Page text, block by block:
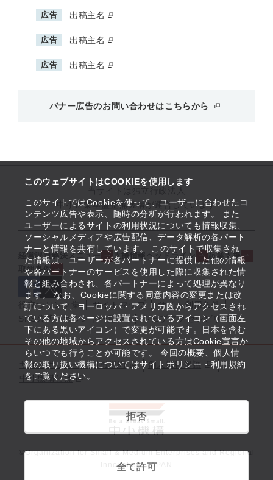
このウェブサイトはCOOKIEを使用します
このサイトではCookieを使って、ユーザーに合わせたコ
ンテンツ広告や表示、随時の分析が行われます。 また
ユーザーによるサイトの利用状況についても情報収集、
ソーシャルメディアや広告配信、データ解析の各パート
ナーと情報を共有しています。 このサイトで収集され
た情報は、ユーザーが各パートナーに提供した他の情報
や各パートナーのサービスを使用した際に収集された情
報と組み合わされ、各パートナーによって処理が異なり
ます。 なお、Cookieに関する同意内容の変更または改
訂について、ヨーロッパ・アメリカ圏からアクセスされ
ている方は各ページに設置されているアイコン（画面左
下にある黒いアイコン）で変更が可能です。日本を含む
その他の地域からアクセスされている方はCookie宣言か
らいつでも行うことが可能です。 今回の概要、個人情
報の取り扱い機構についてはサイトポリシー・利用規約
をご覧ください。
拒否
全て許可
広告 出稿主名
広告 出稿主名
広告 出稿主名
バナー広告のお問い合わせはこちらから
中小企業基盤整備機構が運営しています
経営課題解決メニュー 支援情報ヘッドライン
起業支援
取組事例
役立つリンク集 サイトマップ
サイト利用条件
SNS公式アカウント一覧
ウェブアクセシビリティ
サイトポリシー・利用規約
個人情報保護
中小機構とは
©Organization for Small & Medium Enterprises and Regional
Innovation, JAPAN